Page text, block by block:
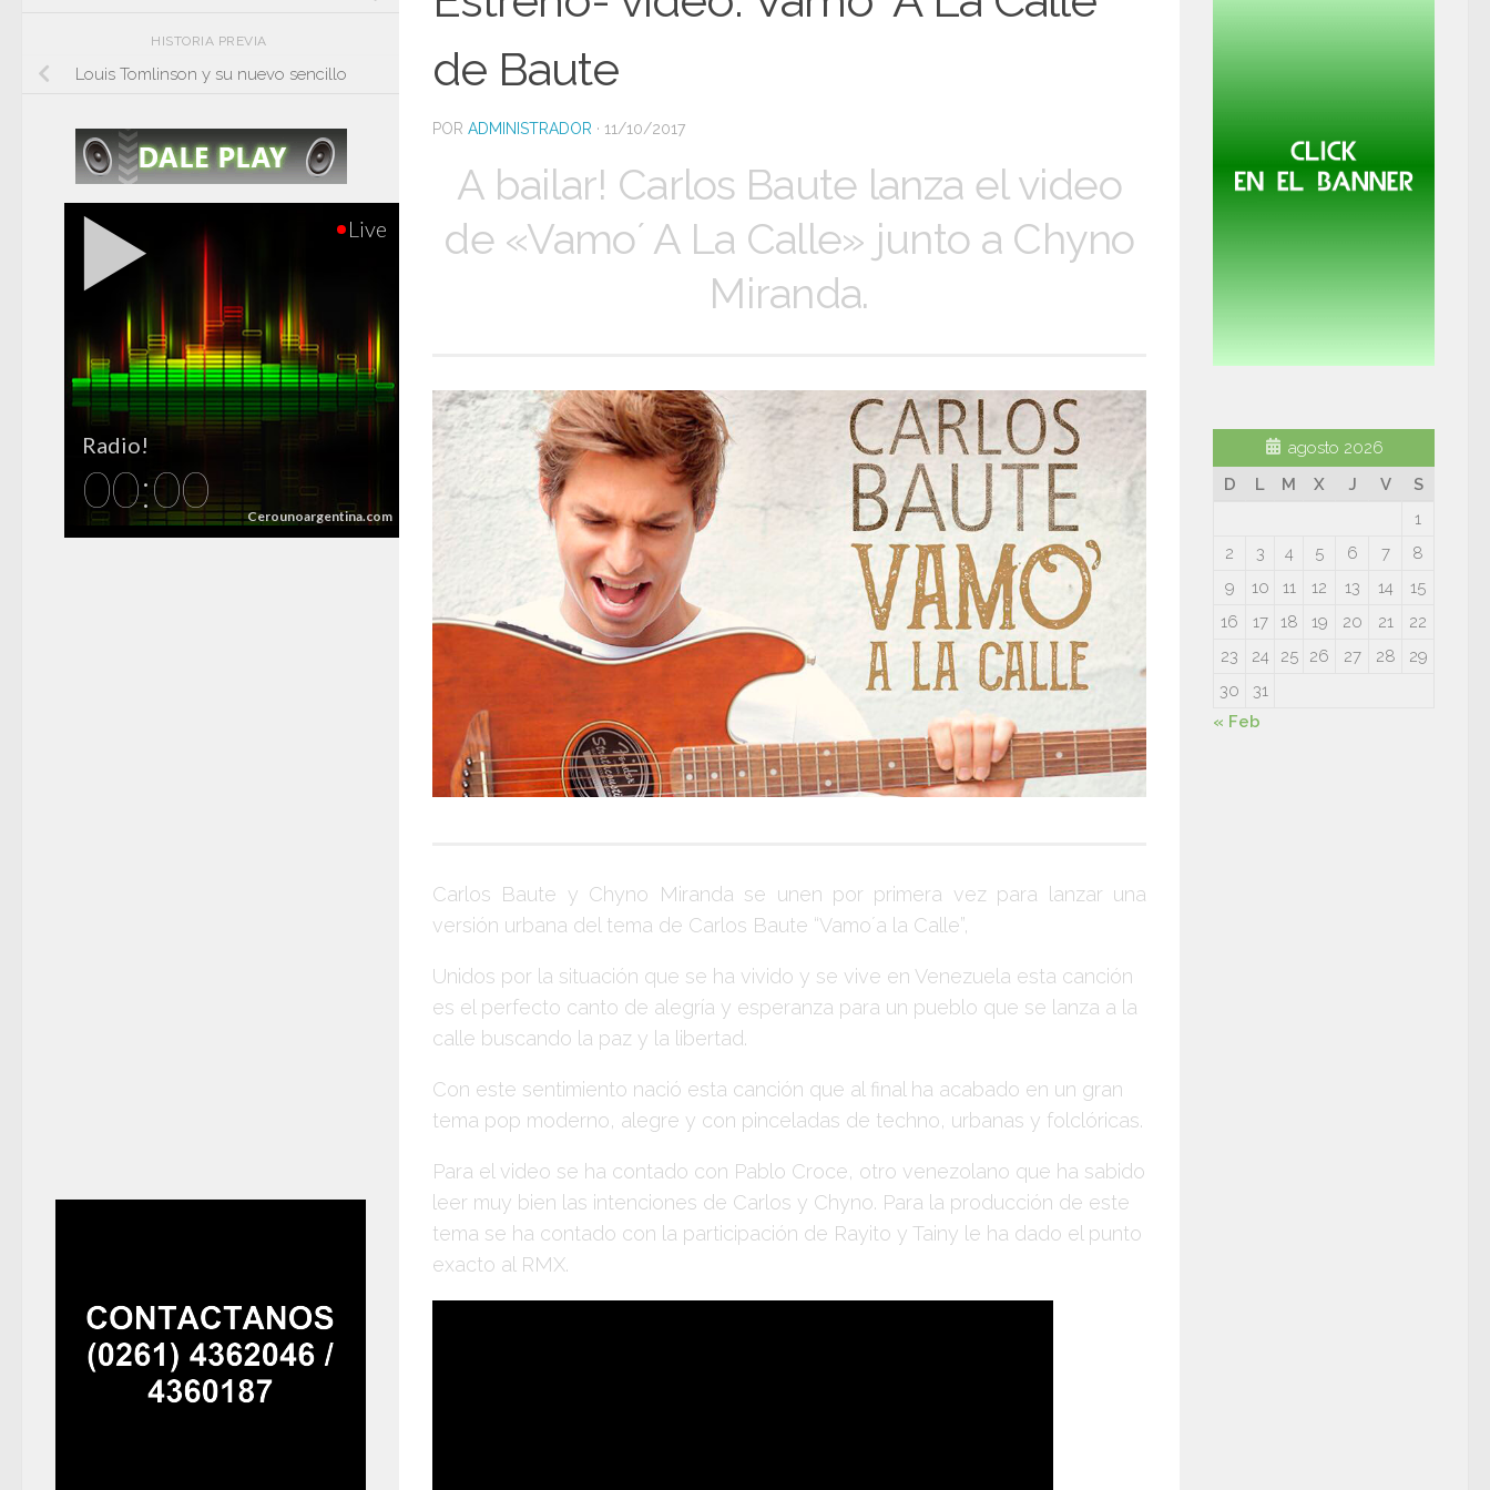
de Baute
POR ADMINISTRADOR · 11/10/2017
A bailar! Carlos Baute lanza el video
de «Vamo´ A La Calle» junto a Chyno
Miranda.
Carlos Baute y Chyno Miranda se unen por primera vez para lanzar una
versión urbana del tema de Carlos Baute “Vamo´a la Calle”,
Unidos por la situación que se ha vivido y se vive en Venezuela esta canción
es el perfecto canto de alegría y esperanza para un pueblo que se lanza a la
calle buscando la paz y la libertad.
Con este sentimiento nació esta canción que al final ha acabado en un gran
tema pop moderno, alegre y con pinceladas de techno, urbanas y folclóricas.
Para el video se ha contado con Pablo Croce, otro venezolano que ha sabido
leer muy bien las intenciones de Carlos y Chyno. Para la producción de este
tema se ha contado con la participación de Rayito y Tainy le ha dado el punto
exacto al RMX.
HISTORIA PREVIA
Louis Tomlinson y su nuevo sencillo
agosto 2026
D
L M X J V
S
1
2
3 4 5 6 7
8
9
10 11 12 13 14
15
16
17 18 19 20 21
22
23
24 25 26 27 28
29
30
31
« Feb